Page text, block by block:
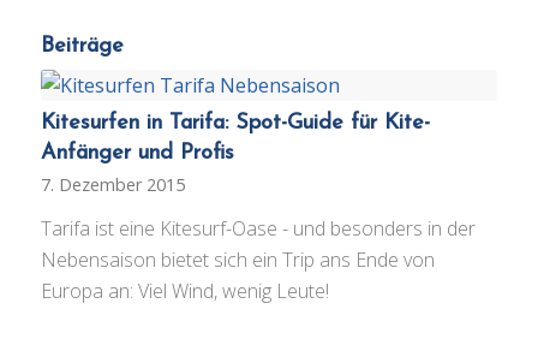
Beiträge
Kitesurfen in Tarifa: Spot-Guide für Kite-
Anfänger und Profis
7. Dezember 2015
Tarifa ist eine Kitesurf-Oase - und besonders in der
Nebensaison bietet sich ein Trip ans Ende von
Europa an: Viel Wind, wenig Leute!